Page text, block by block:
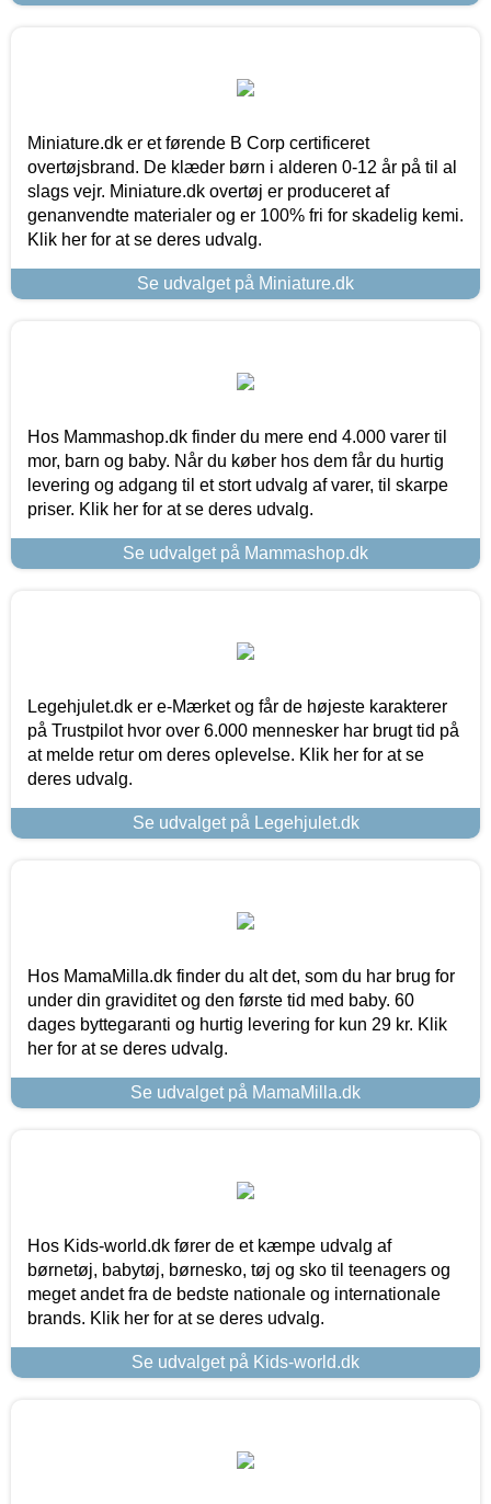
Miniature.dk er et førende B Corp certificeret
overtøjsbrand. De klæder børn i alderen 0-12 år på til al
slags vejr. Miniature.dk overtøj er produceret af
genanvendte materialer og er 100% fri for skadelig kemi.
Klik her for at se deres udvalg.
Se udvalget på Miniature.dk
Hos Mammashop.dk finder du mere end 4.000 varer til
mor, barn og baby. Når du køber hos dem får du hurtig
levering og adgang til et stort udvalg af varer, til skarpe
priser. Klik her for at se deres udvalg.
Se udvalget på Mammashop.dk
Legehjulet.dk er e-Mærket og får de højeste karakterer
på Trustpilot hvor over 6.000 mennesker har brugt tid på
at melde retur om deres oplevelse. Klik her for at se
deres udvalg.
Se udvalget på Legehjulet.dk
Hos MamaMilla.dk finder du alt det, som du har brug for
under din graviditet og den første tid med baby. 60
dages byttegaranti og hurtig levering for kun 29 kr. Klik
her for at se deres udvalg.
Se udvalget på MamaMilla.dk
Hos Kids-world.dk fører de et kæmpe udvalg af
børnetøj, babytøj, børnesko, tøj og sko til teenagers og
meget andet fra de bedste nationale og internationale
brands. Klik her for at se deres udvalg.
Se udvalget på Kids-world.dk